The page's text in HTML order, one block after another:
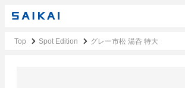
Top Spot Edition グレー市松 湯呑 特大